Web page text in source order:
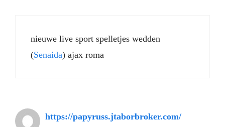
nieuwe live sport spelletjes wedden
(Senaida) ajax roma
https://papyruss.jtaborbroker.com/